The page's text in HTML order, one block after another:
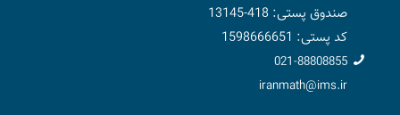
صندوق پستی: 418-13145
کد پستی: 1598666651
021-88808855
iranmath@ims.ir